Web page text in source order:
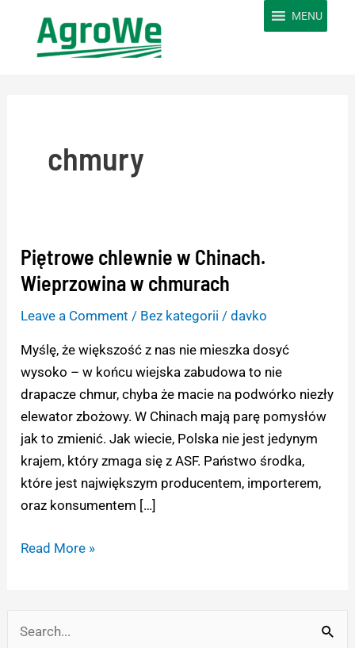
content
MENU
chmury
Piętrowe chlewnie w Chinach.
Wieprzowina w chmurach
Leave a Comment / Bez kategorii /davko
Myślę, że większość z nas nie mieszka dosyć
wysoko – w końcu wiejska zabudowa to nie
drapacze chmur, chyba że macie na podwórko niezły
elewator zbożowy. W Chinach mają parę pomysłów
jak to zmienić. Jak wiecie, Polska nie jest jedynym
krajem, który zmaga się z ASF. Państwo środka,
które jest największym producentem, importerem,
oraz konsumentem […]
Piętrowe
chlewnie
Chinach.
Wieprzowina
chmurach
Read More »